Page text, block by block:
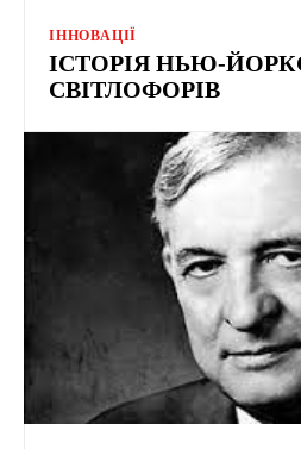
ІННОВАЦІЇ
ІСТОРІЯ НЬЮ-
СВІТЛОФОРІВ